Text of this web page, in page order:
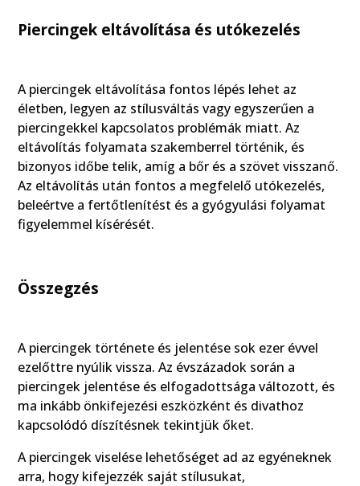
Piercingek eltávolítása és utókezelés
A piercingek eltávolítása fontos lépés lehet az
életben, legyen az stílusváltás vagy egyszerűen a
piercingekkel kapcsolatos problémák miatt. Az
eltávolítás folyamata szakemberrel történik, és
bizonyos időbe telik, amíg a bőr és a szövet visszanő.
Az eltávolítás után fontos a megfelelő utókezelés,
beleértve a fertőtlenítést és a gyógyulási folyamat
figyelemmel kísérését.
Összegzés
A piercingek története és jelentése sok ezer évvel
ezelőttre nyúlik vissza. Az évszázadok során a
piercingek jelentése és elfogadottsága változott, és
ma inkább önkifejezési eszközként és divathoz
kapcsolódó díszítésnek tekintjük őket.
A piercingek viselése lehetőséget ad az egyéneknek
arra, hogy kifejezzék saját stílusukat,